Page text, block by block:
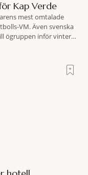
Kap Verde
mest omtalade
VM. Även svenska
ögruppen inför vintern.